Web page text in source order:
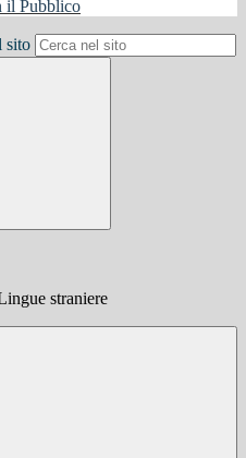
il Pubblico
sito
straniere